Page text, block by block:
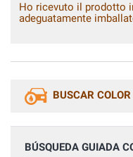
Ho ricevuto il prodotto
adeguatamente
BUSCAR COLOR
BÚSQUEDA GUIADA